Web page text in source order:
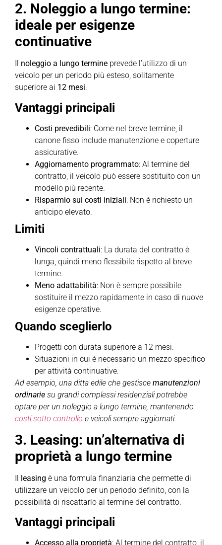
2. Noleggio a lungo termine:
ideale per esigenze
continuative
noleggio a lungo termine prevede l’utilizzo di un
veicolo per un periodo più esteso, solitamente
superiore ai 12 mesi.
Vantaggi principali
Costi prevedibili: Come nel breve termine, il
canone fisso include manutenzione e coperture
assicurative.
Aggiornamento programmato: Al termine del
contratto, il veicolo può essere sostituito con un
modello più recente.
Risparmio sui costi iniziali: Non è richiesto un
anticipo elevato.
Limiti
Vincoli contrattuali: La durata del contratto è
lunga, quindi meno flessibile rispetto al breve
termine.
Meno adattabilità: Non è sempre possibile
sostituire il mezzo rapidamente in caso di nuove
esigenze operative.
Quando sceglierlo
Progetti con durata superiore a 12 mesi.
Situazioni in cui è necessario un mezzo specifico
per attività continuative.
Ad esempio, una ditta edile che gestisce manutenzioni
ordinarie su grandi complessi residenziali potrebbe
optare per un noleggio a lungo termine, mantenendo
costi sotto controllo e veicoli sempre aggiornati.
3. Leasing: un’alternativa di
proprietà a lungo termine
Il leasing è una formula finanziaria che permette di
utilizzare un veicolo per un periodo definito, con la
possibilità di riscattarlo al termine del contratto.
Vantaggi principali
Accesso alla proprietà: Al termine del contratto, il